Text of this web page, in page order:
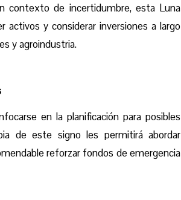
contexto de incertidumbre, esta Luna
activos y considerar inversiones a largo
y agroindustria.
en la planificación para posibles
de este signo les permitirá abordar
reforzar fondos de emergencia